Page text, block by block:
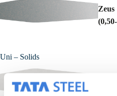
Zeus
Uni – Solids